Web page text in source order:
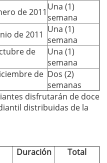
de 2011 Una (1)
semana
de 2011 Una (1)
semana
de
Una (1)
semana
de Dos (2)
semanas
disfrutarán de doce
distribuidas de la
Duración
Total